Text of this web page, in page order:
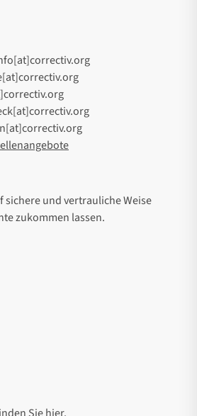
sichere und vertrauliche Weise
zukommen lassen.